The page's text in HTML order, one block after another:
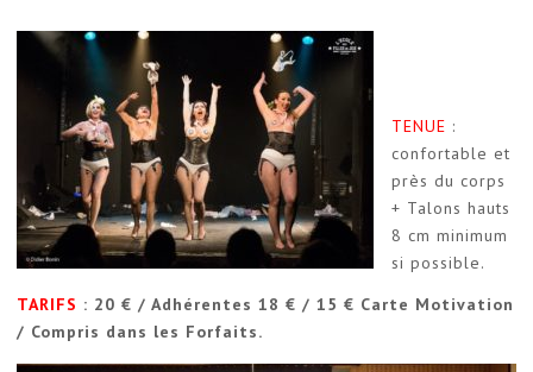
TENUE :
confortable et
près du corps
+ Talons hauts
8 cm minimum
si possible.
TARIFS : 20 € / Adhérentes 18 € / 15 € Carte Motivation
/ Compris dans les Forfaits.